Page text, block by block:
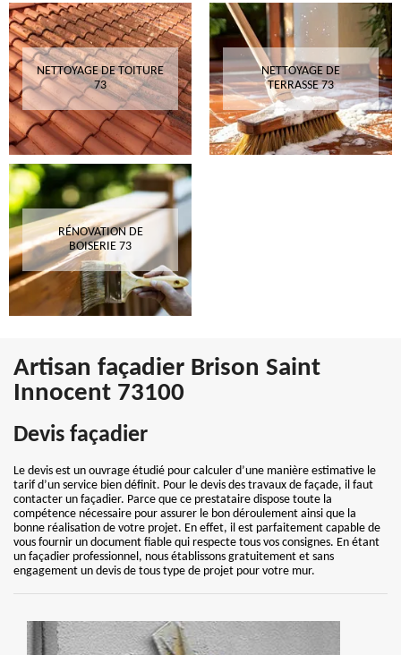
NETTOYAGE DE TOITURE
73
NETTOYAGE DE
TERRASSE 73
RÉNOVATION DE
BOISERIE 73
Artisan façadier Brison Saint
Innocent 73100
Devis façadier
Le devis est un ouvrage étudié pour calculer d’une manière estimative le
tarif d’un service bien définit. Pour le devis des travaux de façade, il faut
contacter un façadier. Parce que ce prestataire dispose toute la
compétence nécessaire pour assurer le bon déroulement ainsi que la
bonne réalisation de votre projet. En effet, il est parfaitement capable de
vous fournir un document fiable qui respecte tous vos consignes. En étant
un façadier professionnel, nous établissons gratuitement et sans
engagement un devis de tous type de projet pour votre mur.